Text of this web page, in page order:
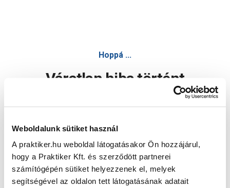
Weboldalunk sütiket használ
A praktiker.hu weboldal látogatásakor Ön hozzájárul,
hogy a Praktiker Kft. és szerződött partnerei
számítógépén sütiket helyezzenek el, melyek
segítségével az oldalon tett látogatásának adatait
Hoppá ...
Váratlan hiba történt
Oldal újratöltése